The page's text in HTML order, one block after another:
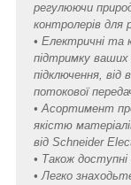
регулюючи
контролерів для
• Електричні та
підтримку
підключення, від
потокової
• Асортимент
якістю
від Schneider
• Також
• Легко